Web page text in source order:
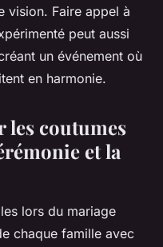
vision. Faire appel à
peut aussi
un événement où
en harmonie.
les coutumes
et la
lors du mariage
chaque famille avec